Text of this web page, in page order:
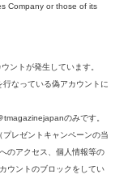
Company or those of its
ントが発生しています。
なっている偽アカウントに
のみです。
レゼントキャンペーンの当
のアクセス、個人情報等の
ウントのブロックをしてい